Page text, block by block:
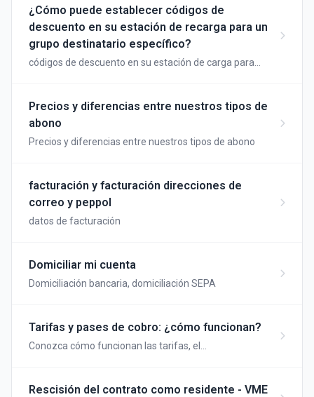
¿Cómo puede establecer códigos de
descuento en su estación de recarga para un
grupo destinatario específico?
códigos de descuento en su estación de carga para
Precios y diferencias entre nuestros tipos de
abono
Precios y diferencias entre nuestros tipos de abono
facturación y facturación direcciones de
correo y peppol
datos de facturación
Domiciliar mi cuenta
Domiciliación bancaria, domiciliación SEPA
Tarifas y pases de cobro: ¿cómo funcionan?
Conozca cómo funcionan las tarifas, el
Rescisión del contrato como residente - VME